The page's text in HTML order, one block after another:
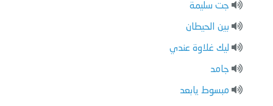
جت سليمة
بين الحيطان
ليك غلاوة عندي
جامد
مبسوط يابعد